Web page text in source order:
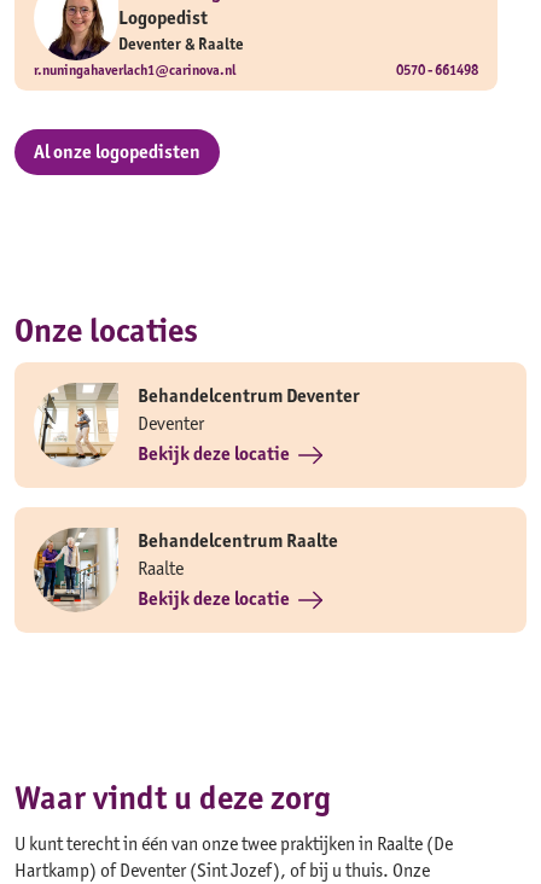
Logopedist
Deventer & Raalte
r.nuningahaverlach1@carinova.nl 0570 - 661498
Al onze logopedisten
Onze locaties
Behandelcentrum Deventer
Deventer
Bekijk deze locatie
Behandelcentrum Raalte
Raalte
Bekijk deze locatie
Waar vindt u deze zorg
U kunt terecht in één van onze twee praktijken in Raalte (De
Hartkamp) of Deventer (Sint Jozef), of bij u thuis. Onze